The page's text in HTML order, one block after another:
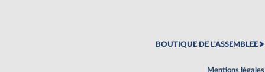
BOUTIQUE DE L'ASSEMBLEE
Mentions légales